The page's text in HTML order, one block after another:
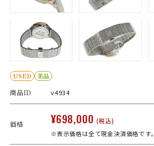
USED 美品
商品ID v4934
価格 ¥698,000(税込)
※表示価格は全て現金決済価格です。